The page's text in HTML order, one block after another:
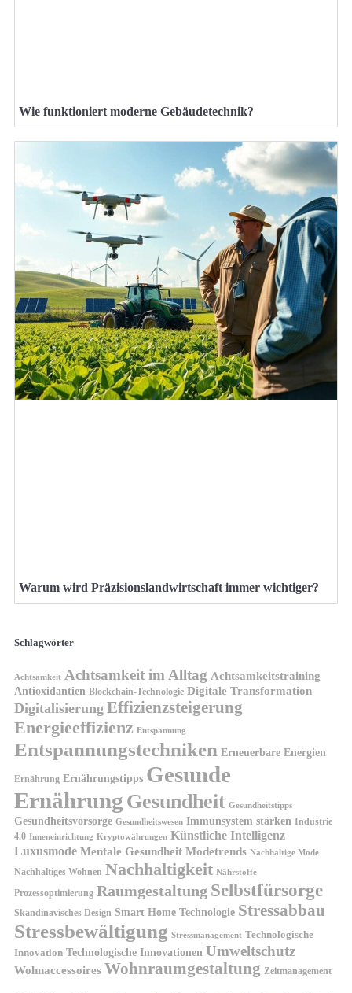
Wie funktioniert moderne Gebäudetechnik?
Warum wird Präzisionslandwirtschaft immer wichtiger?
Schlagwörter
Achtsamkeit Achtsamkeit im Alltag Achtsamkeitstraining
Antioxidantien Blockchain-Technologie Digitale Transformation
Digitalisierung Effizienzsteigerung
Energieeffizienz Entspannung
Entspannungstechniken Erneuerbare Energien
Ernährung Ernährungstipps Gesunde
Ernährung Gesundheit Gesundheitstipps
Gesundheitsvorsorge Gesundheitswesen Immunsystem stärken Industrie
4.0 Inneneinrichtung Kryptowährungen Künstliche Intelligenz
Luxusmode Mentale Gesundheit Modetrends Nachhaltige Mode
Nachhaltiges Wohnen Nachhaltigkeit Nährstoffe
Prozessoptimierung Raumgestaltung Selbstfürsorge
Skandinavisches Design Smart Home Technologie Stressabbau
Stressbewältigung Stressmanagement Technologische
Innovation Technologische Innovationen Umweltschutz
Wohnaccessoires Wohnraumgestaltung Zeitmanagement